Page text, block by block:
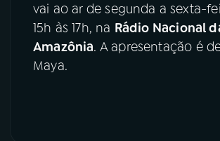
vai ao ar de segunda a sexta-
15h às 17h, na Rádio Nacional
Amazônia. A apresentação é
Maya.